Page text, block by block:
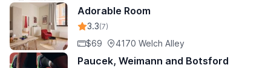
Adorable Room
3.3(7)
$69 4170 Welch Alley
Paucek, Weimann and Botsford